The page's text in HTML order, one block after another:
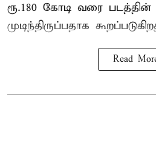
ரூ.180 கோடி வரை படத்தின்
முடிந்திருப்பதாக
Read